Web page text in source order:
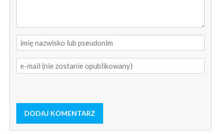
DODAJ KOMENTARZ